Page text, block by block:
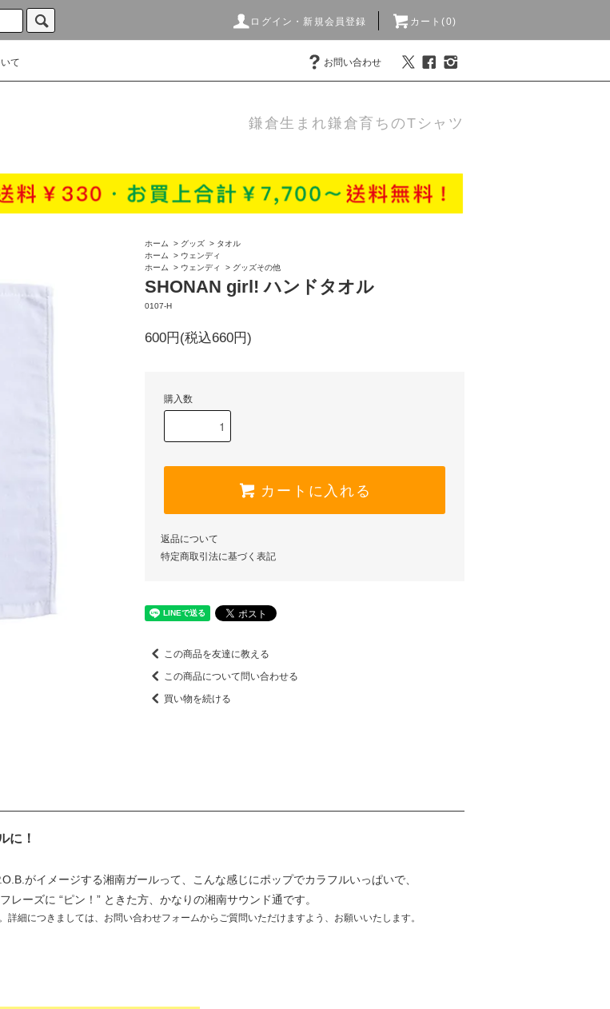
ログイン・新規会員登録 カート(0)
て お問い合わせ
鎌倉生まれ鎌倉育ちのTシャツ
ホーム > グッズ > タオル
ホーム
> ウェンディ
ホーム
> ウェンディ > グッズその他
SHONAN girl! ハンドタオル
0107-H
600円(税込660円)
購入数
カートに入れる
返品について
特定商取引法に基づく表記
この商品を友達に教える
この商品について問い合わせる
買い物を続ける
に！
がイメージする湘南ガールって、こんな感じにポップでカラフルいっぱいで、
ーズに “ピン！” ときた方、かなりの湘南サウンド通です。
細につきましては、お問い合わせフォームからご質問いただけますよう、お願いいたします。